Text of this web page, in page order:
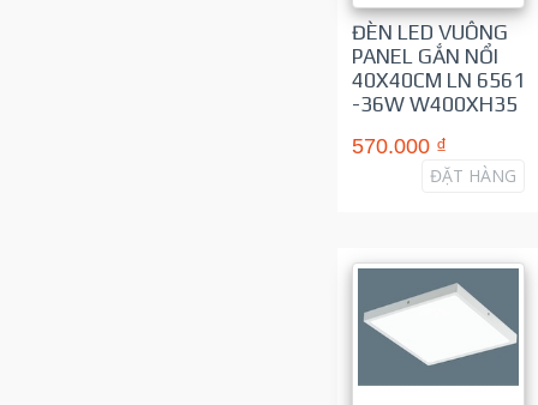
ĐÈN LED VUÔNG
PANEL GẮN NỔI
40X40CM LN 6561
-36W W400XH35
570.000 ₫
ĐẶT HÀNG